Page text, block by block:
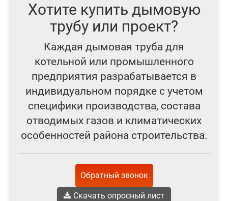
Хотите купить дымовую
трубу или проект?
Каждая дымовая труба для
котельной или промышленного
предприятия разрабатывается в
индивидуальном порядке с учетом
специфики производства, состава
отводимых газов и климатических
особенностей района строительства.
Обратный звонок
Скачать опросный лист